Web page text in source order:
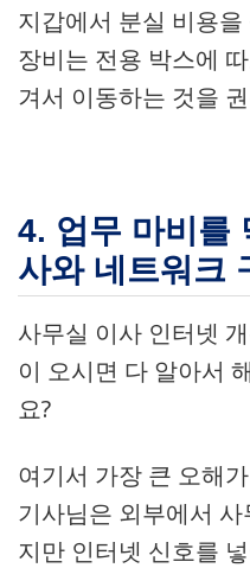
지갑에서 분실 비용
장비는 전용 박스에
겨서 이동하는 것을
4. 업무 마비를
사와 네트워크
사무실 이사 인터넷
이 오시면 다 알아서
요?
여기서 가장 큰 오해
기사님은 외부에서
지만 인터넷 신호를